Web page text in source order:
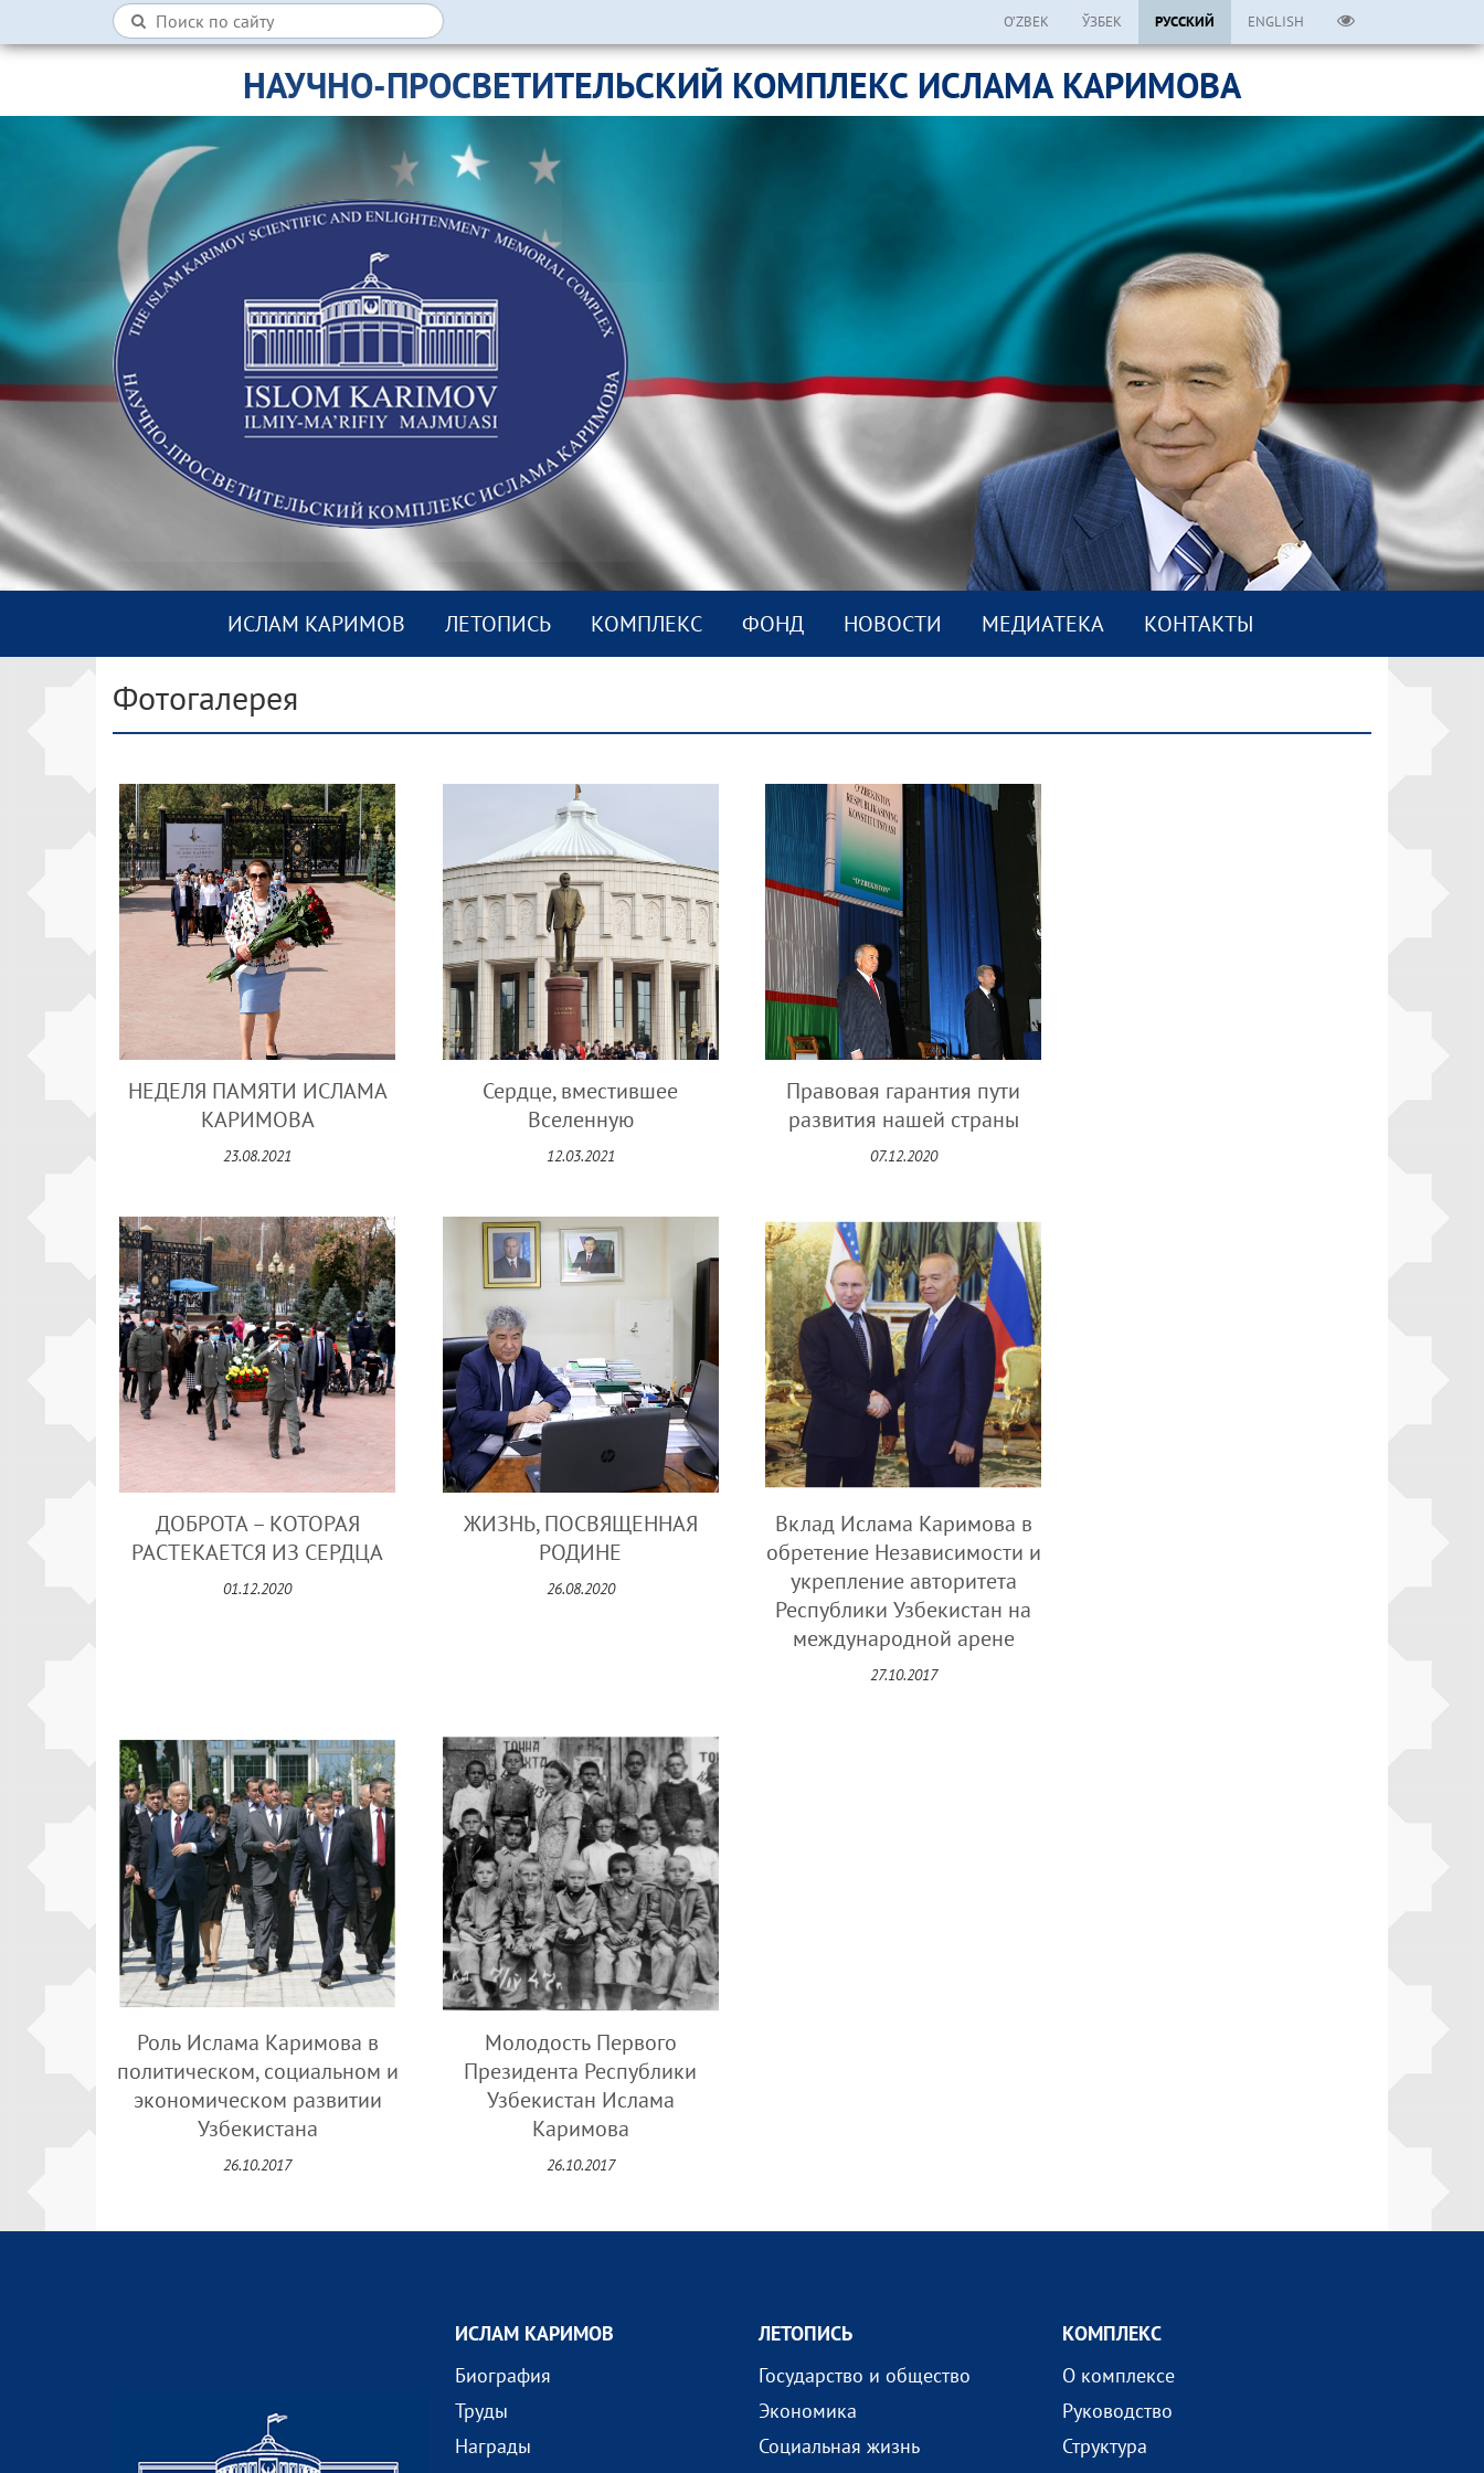
O’ZBEK ЎЗБЕК РУССКИЙ ENGLISH
НАУЧНО-ПРОСВЕТИТЕЛЬСКИЙ КОМПЛЕКС ИСЛАМА КАРИМОВА
ИСЛАМ КАРИМОВ ЛЕТОПИСЬ КОМПЛEКС ФОНД НОВОСТИ МEДИАТEКА КОНТАКТЫ
Фотогалерея
НЕДЕЛЯ ПАМЯТИ ИСЛАМА
КАРИМОВА
23.08.2021
Сердце, вместившее
Вселенную
12.03.2021
Правовая гарантия пути
развития нашей страны
07.12.2020
ДОБРОТА – КОТОРАЯ
РАСТЕКАЕТСЯ ИЗ СЕРДЦА
01.12.2020
ЖИЗНЬ, ПОСВЯЩЕННАЯ
РОДИНЕ
26.08.2020
Вклад Ислама Каримова в
обретение Независимости и
укрепление авторитета
Республики Узбекистан на
международной арене
27.10.2017
Роль Ислама Каримова в
политическом, социальном и
экономическом развитии
Узбекистана
26.10.2017
Молодость Первого
Президента Республики
Узбекистан Ислама
Каримова
26.10.2017
ИСЛАМ КАРИМОВ
Биография
Труды
Награды
ЛЕТОПИСЬ
Государство и общество
Экономика
Социальная жизнь
КОМПЛEКС
О комплексе
Руководство
Структура